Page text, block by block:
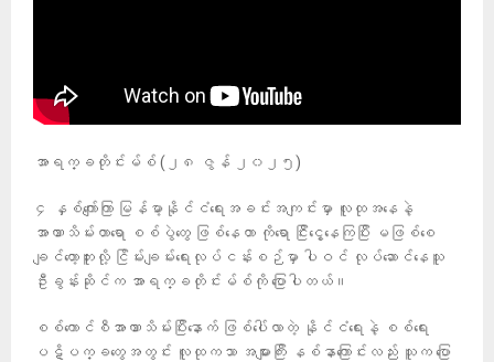
အာရက္ခတိုင်းမ်စ် (၂၈ ဇွန် ၂၀၂၅)
၄ နှစ်ကျော်ကြာ မြန်မာ့နိုင်ငံရေးအခင်းအကျင်းမှာ လူထုအနေနဲ့
အာဏာသိမ်းတာရော စစ်ပွဲတွေ ဖြစ်နေတာ ကိုရော ငြီးငွေ့နေကြပြီး မဖြစ်စေ
ချင်တော့ဘူးလို့ ငြိမ်းချမ်းရေးလုပ်ငန်းစဉ်မှာ ပါဝင် လုပ်ဆောင်နေသူ
ဦးခွန်းဆိုင်က အာရက္ခတိုင်းမ်စ်ကို ပြောပါတယ်။
စစ်ကောင်စီအာဏာသိမ်းပြီးနောက် ဖြစ်ပေါ်လာတဲ့ နိုင်ငံရေးနဲ့ စစ်ရေး
ပဋိပက္ခတွေအတွင်း လူထုကသာ အများကြီး နစ်နာကြောင်းလည်း သူက ပြော